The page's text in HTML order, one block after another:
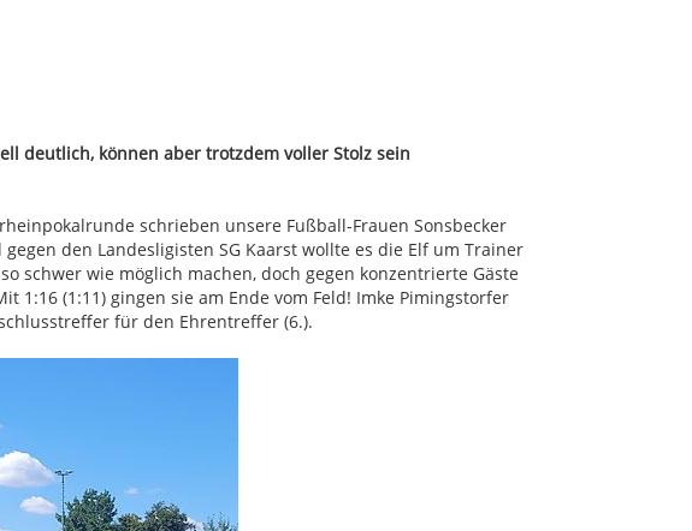
deutlich, können aber trotzdem voller Stolz sein
schrieben unsere Fußball-Frauen Sonsbecker
den Landesligisten SG Kaarst wollte es die Elf um Trainer
schwer wie möglich machen, doch gegen konzentrierte Gäste
1:16 (1:11) gingen sie am Ende vom Feld! Imke Pimingstorfer
für den Ehrentreffer (6.).